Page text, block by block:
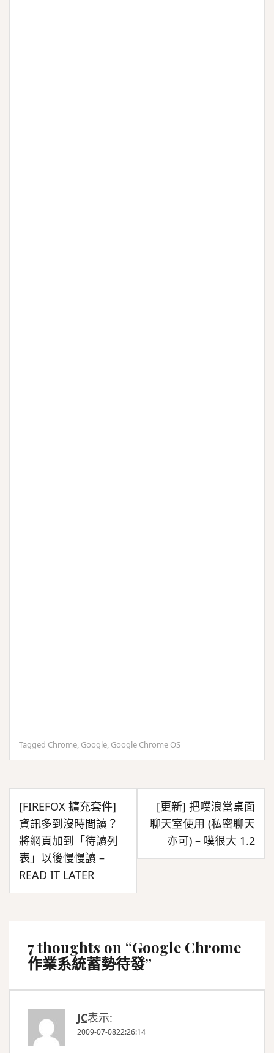
Tagged Chrome, Google, Google Chrome OS
文
章
導
覽
[FIREFOX 擴充套件]
資訊多到沒時間讀？
將網頁加到「待讀列
表」以後慢慢讀 –
READ IT LATER
[更新] 把噗浪當桌面
聊天室使用 (私密聊天
亦可) – 噗很大 1.2
7 thoughts on “Google Chrome
作業系統蓄勢待發”
JC表示:
2009-07-0822:26:14